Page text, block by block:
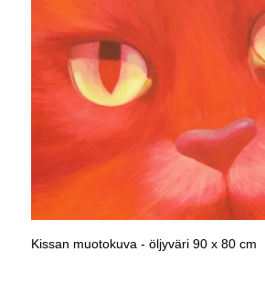
Kissan muotokuva - öljyväri 90 x 80 cm